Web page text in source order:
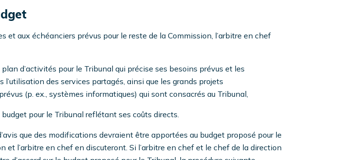
et aux échéanciers prévus pour le reste de la Commission, l’arbitre en chef
d’activités pour le Tribunal qui précise ses besoins prévus et les
l’utilisation des services partagés, ainsi que les grands projets
(p. ex., systèmes informatiques) qui sont consacrés au Tribunal,
pour le Tribunal reflétant ses coûts directs.
que des modifications devraient être apportées au budget proposé pour le
et l’arbitre en chef en discuteront. Si l’arbitre en chef et le chef de la direction